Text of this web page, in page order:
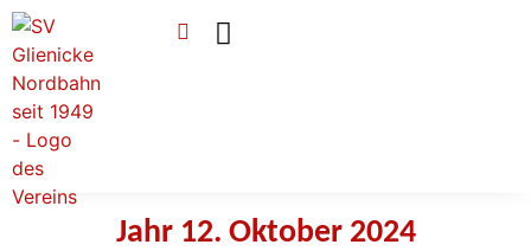
Jahr 12. Oktober 2024